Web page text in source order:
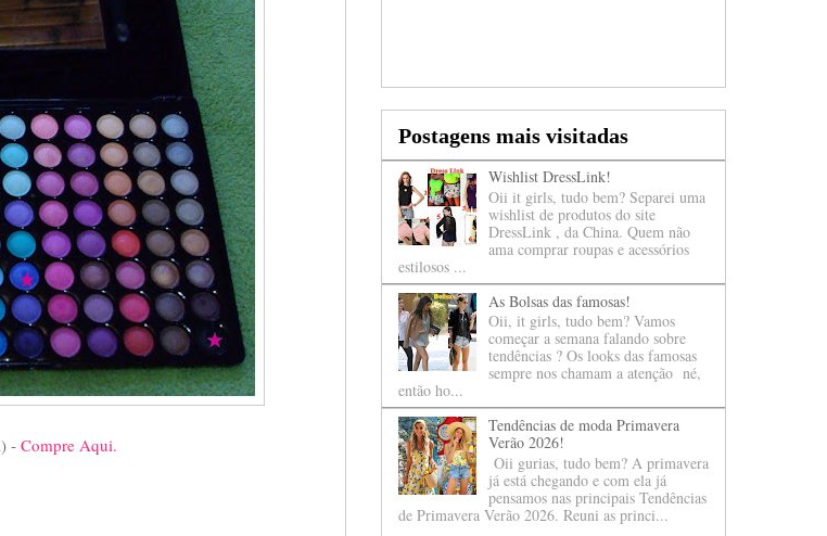
- Compre Aqui.
Postagens mais visitadas
Wishlist DressLink!
Oii it girls, tudo bem? Separei uma
wishlist de produtos do site
DressLink , da China. Quem não
ama comprar roupas e acessórios
estilosos ...
As Bolsas das famosas!
Oii, it girls, tudo bem? Vamos
começar a semana falando sobre
tendências ? Os looks das famosas
sempre nos chamam a atenção né,
então ho...
Tendências de moda Primavera
Verão 2026!
Oii gurias, tudo bem? A primavera
já está chegando e com ela já
pensamos nas principais Tendências
de Primavera Verão 2026. Reuni as princi...